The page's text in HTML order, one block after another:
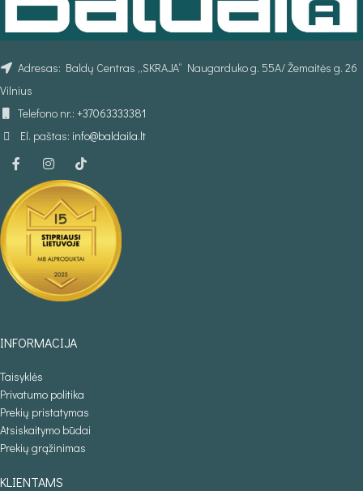
Adresas: Baldų Centras „SKRAJA“ Naugarduko g. 55A/ Žemaitės g. 26
Vilnius
Telefono nr.: +37063333381
El. paštas: info@baldaila.lt
INFORMACIJA
Taisyklės
Privatumo politika
Prekių pristatymas
Atsiskaitymo būdai
Prekių grąžinimas
KLIENTAMS